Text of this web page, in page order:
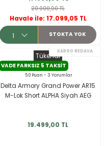
20.000,00 TL
Havale ile: 17.099,05 TL
STOKTA YOK
Tükendi
VADE FARKSIZ 5 TAKSIT
5.0 Puan - 3 Yorumlar
Delta Armory Grand Power AR15
M-Lok Short ALPHA Siyah AEG
19.499,00 TL